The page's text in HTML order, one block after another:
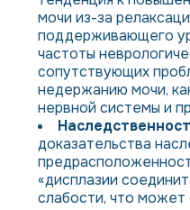
мочи из-за
поддерживающего
частоты
сопутствующих
недержанию мочи,
нервной системы и
доказательства
«дисплазии
слабости, что